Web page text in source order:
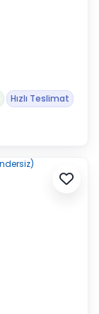
Hızlı Teslimat